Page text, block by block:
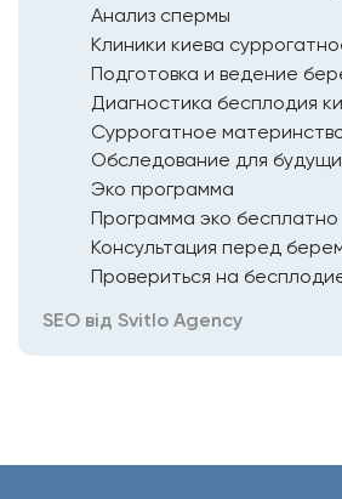
Анализ спермы
Клиники киева
Подготовка и ведение
Диагностика бесплодия
Суррогатное
Обследование для
Эко программа
Программа эко бесплатно
Консультация перед
Провериться на
SEO від Svitlo Agency